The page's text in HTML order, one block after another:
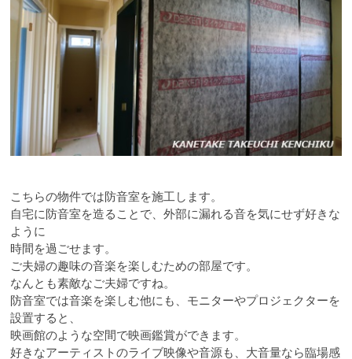
こちらの物件では防音室を施工します。
自宅に防音室を造ることで、外部に漏れる音を気にせず好きな
ように
時間を過ごせます。
ご夫婦の趣味の音楽を楽しむための部屋です。
なんとも素敵なご夫婦ですね。
防音室では音楽を楽しむ他にも、モニターやプロジェクターを
設置すると、
映画館のような空間で映画鑑賞ができます。
好きなアーティストのライブ映像や音源も、大音量なら臨場感